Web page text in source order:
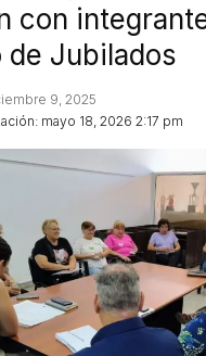
con
de Jubilados
mayo 18, 2026 2:17 pm
9, 2025